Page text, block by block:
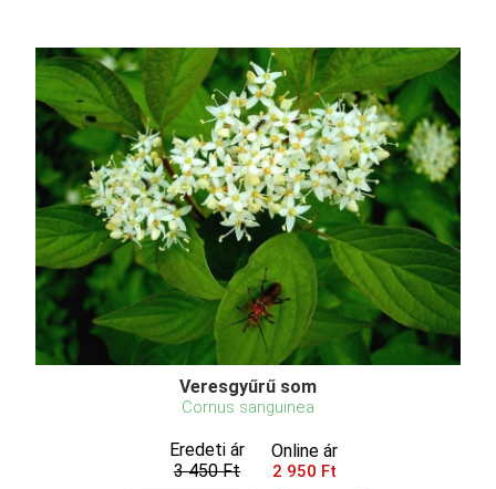
Veresgyűrű som
Cornus sanguinea
Eredeti ár
3 450 Ft
Online ár
2 950 Ft